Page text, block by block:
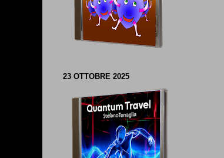
23 OTTOBRE 2025